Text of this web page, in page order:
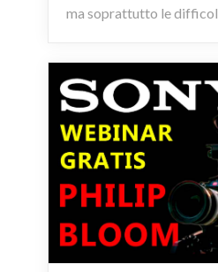
ma soprattutto le